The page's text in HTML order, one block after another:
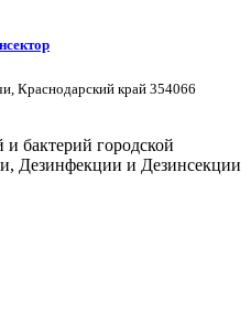
Краснодарский край 354066
бактерий городской
Дезинфекции и Дезинсекции